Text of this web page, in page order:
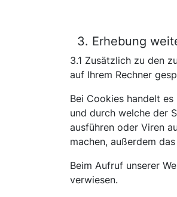
3. Erhebung
3.1 Zusätzlich zu den
auf Ihrem Rechner
Bei Cookies handelt
und durch welche der
ausführen oder Viren
machen, außerdem
Beim Aufruf unserer
verwiesen.